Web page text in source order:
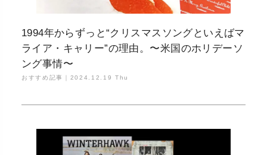
1994年からずっと“クリスマスソングといえばマ
ライア・キャリー”の理由。〜米国のホリデーソ
ング事情〜
おすすめ記事｜ 2024.12.19 Thu